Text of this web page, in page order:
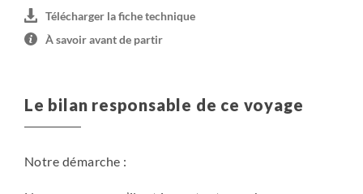
Télécharger la fiche technique
À savoir avant de partir
Le bilan responsable de ce voyage
Notre démarche :